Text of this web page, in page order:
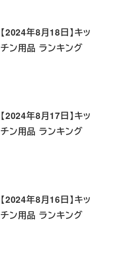
【2024年8月18日】キッ
チン用品 ランキング
【2024年8月17日】キッ
チン用品 ランキング
【2024年8月16日】キッ
チン用品 ランキング